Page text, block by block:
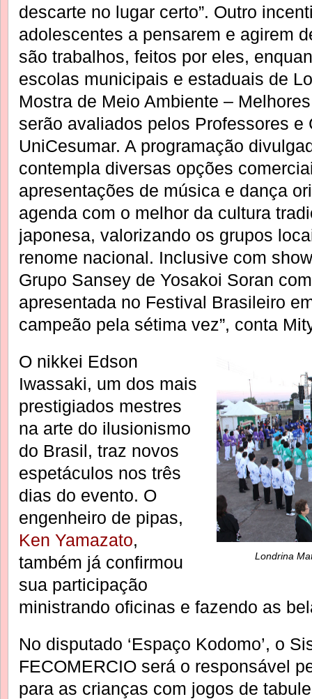
descarte no lugar certo”. Outro
adolescentes a pensarem e agirem
são trabalhos, feitos por eles,
escolas municipais e estaduais de
Mostra de Meio Ambiente –
serão avaliados pelos Professores e
UniCesumar. A programação
contempla diversas opções
apresentações de música e dança
agenda com o melhor da cultura
japonesa, valorizando os grupos
renome nacional. Inclusive com
Grupo Sansey de Yosakoi Soran
apresentada no Festival Brasileiro
campeão pela sétima vez”, conta
Londrina
O nikkei Edson
Iwassaki, um dos mais
prestigiados mestres
na arte do ilusionismo
do Brasil, traz novos
espetáculos nos três
dias do evento. O
engenheiro de pipas,
Ken Yamazato,
também já confirmou
sua participação
ministrando oficinas e fazendo as
No disputado ‘Espaço Kodomo’, o
FECOMERCIO será o responsável
para as crianças com jogos de